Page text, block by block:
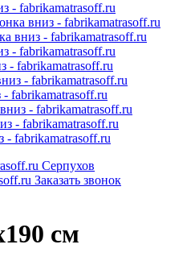
Серпухов
Заказать звонок
см